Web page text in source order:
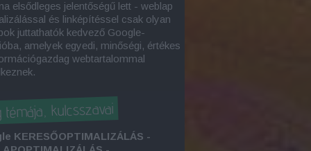
elsődleges jelentőségű lett - weblap
és linképítéssel csak olyan
juttathatók kedvező Google-
amelyek egyedi, minőségi, értékes
webtartalommal
témája, kulcsszavai
KERESŐOPTIMALIZÁLÁS -